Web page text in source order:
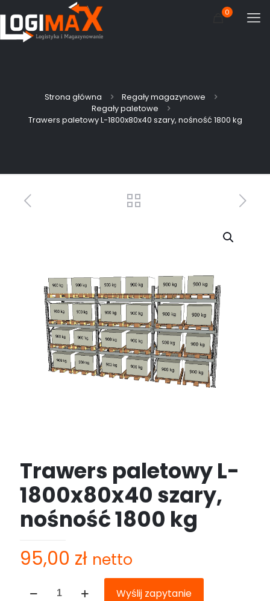
0
Strona główna
Regały magazynowe
Regały paletowe
Trawers paletowy L-1800x80x40 szary, nośność 1800 kg
Trawers paletowy L-
1800x80x40 szary,
nośność 1800 kg
95,00 zł netto
Trawers
Wyślij zapytanie